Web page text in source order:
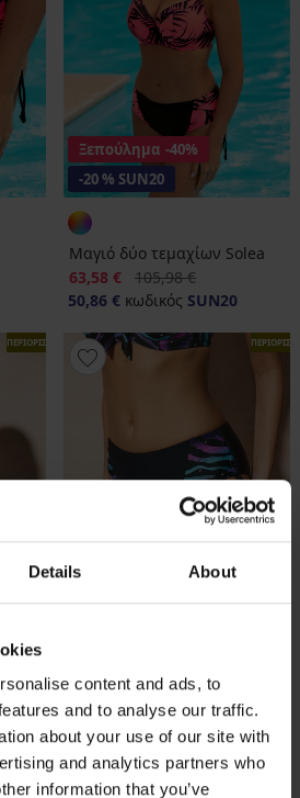
Details About
content and ads, to
and to analyse our traffic.
about your use of our site with
and analytics partners who
information that you’ve
Ξεπούλημα -40%
-20 % SUN20
Μαγιό δύο τεμαχίων Solea
Έκπτωση
63,58 € Αρχική τιμή
105,98 €
50,86 € κωδικός SUN20
ΠΕΡΙΟΡΙΣΜΕΝΑ
Κάτω μέρος μαγιό Dot Jungle
Έκπτωση
20,99 € Αρχική τιμή
34,99 €
16,79 €κωδικός SUN20